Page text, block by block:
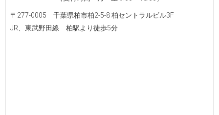
〒277-0005 千葉県柏市柏2‐5‐8 柏セントラルビル3F
JR、東武野田線 柏駅より徒歩5分